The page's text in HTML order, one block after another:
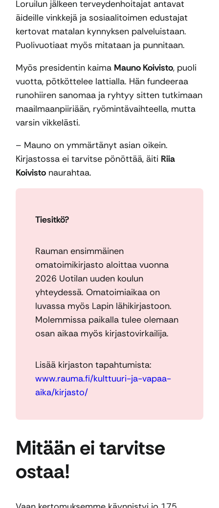
Loruilun jälkeen terveydenhoitajat antavat
äideille vinkkejä ja sosiaalitoimen edustajat
kertovat matalan kynnyksen palveluistaan.
Puolivuotiaat myös mitataan ja punnitaan.
Myös presidentin kaima Mauno Koivisto, puoli
vuotta, pötköttelee lattialla. Hän fundeeraa
runohiiren sanomaa ja ryhtyy sitten tutkimaan
maailmaanpiiriään, ryömintävaihteella, mutta
varsin vikkelästi.
– Mauno on ymmärtänyt asian oikein.
Kirjastossa ei tarvitse pönöttää, äiti Riia
Koivisto naurahtaa.
Tiesitkö?
Rauman ensimmäinen
omatoimikirjasto aloittaa vuonna
2026 Uotilan uuden koulun
yhteydessä. Omatoimiaikaa on
luvassa myös Lapin lähikirjastoon.
Molemmissa paikalla tulee olemaan
osan aikaa myös kirjastovirkailija.
Lisää kirjaston tapahtumista:
www.rauma.fi/kulttuuri-ja-vapaa-
aika/kirjasto/
Mitään ei tarvitse
ostaa!